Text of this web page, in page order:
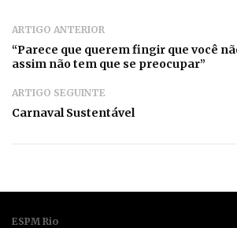
ARTIGO ANTERIOR
“Parece que querem fingir que você
assim não tem que se preocupar”
ARTIGO SEGUINTE
Carnaval Sustentável
ESPM Rio